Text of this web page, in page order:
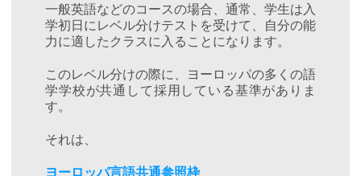
一般英語などのコースの場合、通常、学生は入
学初日にレベル分けテストを受けて、自分の能
力に適したクラスに入ることになります。
このレベル分けの際に、ヨーロッパの多くの語
学学校が共通して採用している基準がありま
す。
それは、
ヨーロッパ言語共通参照枠